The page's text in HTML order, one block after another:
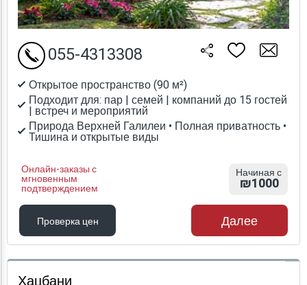
Открытое пространство (90 м²)
Подходит для: пар | семей | компаний до 15 гостей
| встреч и мероприятий
Природа Верхней Галилеи • Полная приватность •
Тишина и открытые виды
Онлайн-заказы с
мгновенным
подтверждением
055-4313308
Начиная с
₪1000
Проверка цен
Проверка цен
Далее
Хацбани